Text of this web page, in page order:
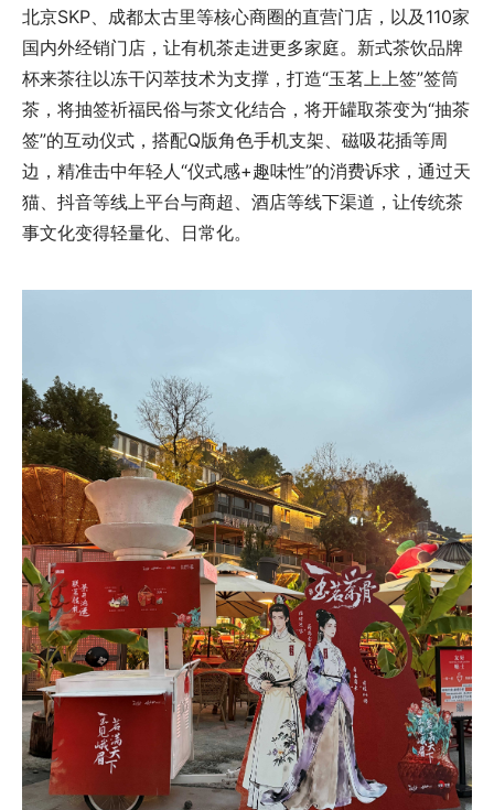
北京SKP、成都太古里等核心商圈的直营门店，以及110家
国内外经销门店，让有机茶走进更多家庭。新式茶饮品牌
杯来茶往以冻干闪萃技术为支撑，打造“玉茗上上签”签筒
茶，将抽签祈福民俗与茶文化结合，将开罐取茶变为“抽茶
签”的互动仪式，搭配Q版角色手机支架、磁吸花插等周
边，精准击中年轻人“仪式感+趣味性”的消费诉求，通过天
猫、抖音等线上平台与商超、酒店等线下渠道，让传统茶
事文化变得轻量化、日常化。